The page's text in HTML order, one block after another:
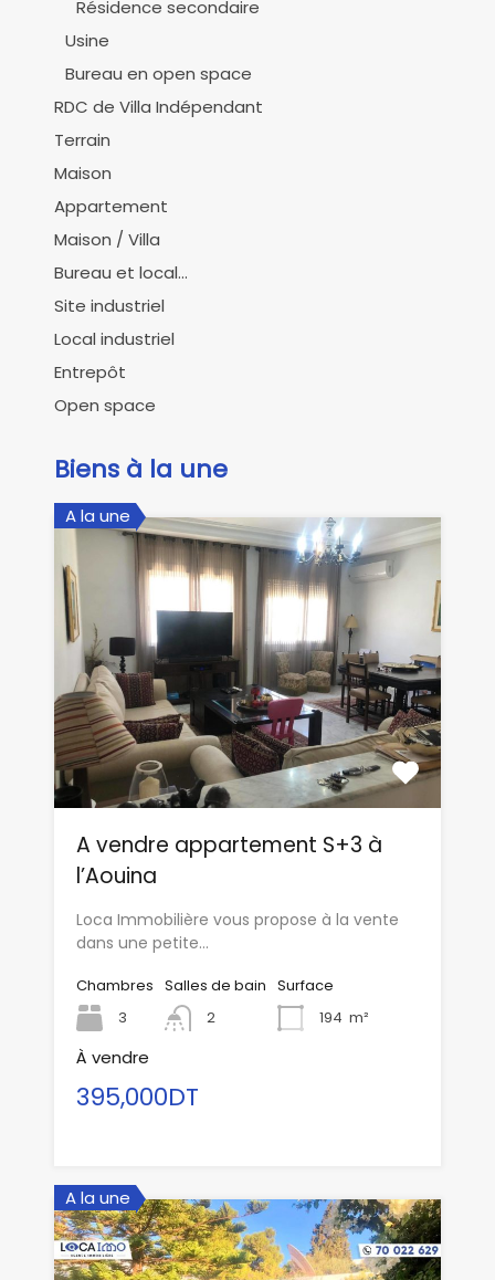
Résidence secondaire
Usine
Bureau en open space
RDC de Villa Indépendant
Terrain
Maison
Appartement
Maison / Villa
Bureau et local...
Site industriel
Local industriel
Entrepôt
Open space
Biens à la une
A la une
A vendre appartement S+3 à
l’Aouina
Loca Immobilière vous propose à la vente
dans une petite…
Chambres
3
Salles de bain
2
Surface
194 m²
À vendre
395,000DT
A la une